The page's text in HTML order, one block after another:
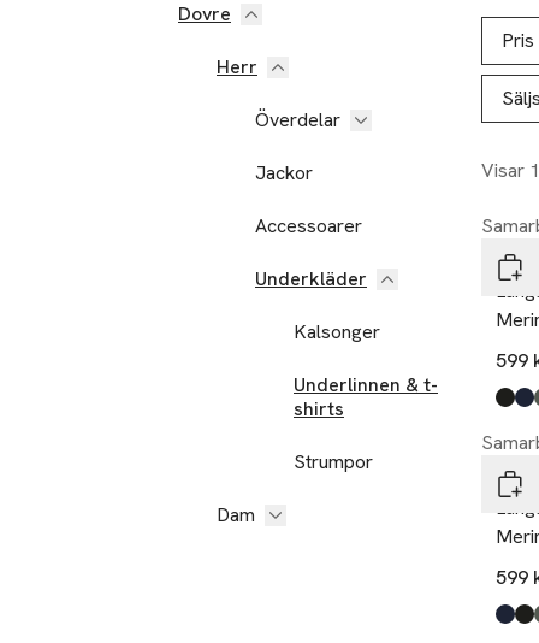
Hoppa till produktsidan
Dovre
Herr
Överdelar
Jackor
Accessoarer
Underkläder
Kalsonger
Underlinnen & t-
shirts
Strumpor
Dam
Pris
Visar
Lista
599
black
navy,
nude,
599
navy,
black
nude,